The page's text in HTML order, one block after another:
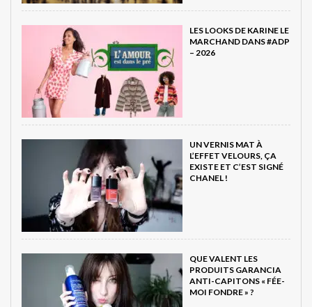
LES LOOKS DE KARINE LE
MARCHAND DANS #ADP
– 2026
UN VERNIS MAT À
L’EFFET VELOURS, ÇA
EXISTE ET C’EST SIGNÉ
CHANEL !
QUE VALENT LES
PRODUITS GARANCIA
ANTI-CAPITONS « FÉE-
MOI FONDRE » ?